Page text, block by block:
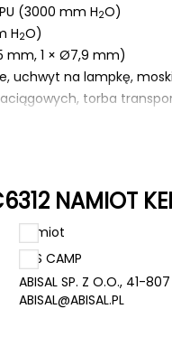
(3000 mm H2O)
H2O)
mm, 1 × Ø7,9 mm)
uchwyt na lampkę,
torba
czy do lasu. Dzięki
komfortowy nocleg
do użytku komercyjnego.
NAMIOT
Namiot
NILS CAMP
ABISAL SP. Z O.O., 41-
ABISAL@ABISAL.PL